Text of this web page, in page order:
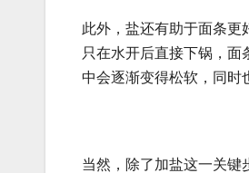
此外，盐还有助于面条更
只在水开后直接下锅，
中会逐渐变得松软，同时
当然，除了加盐这一关键